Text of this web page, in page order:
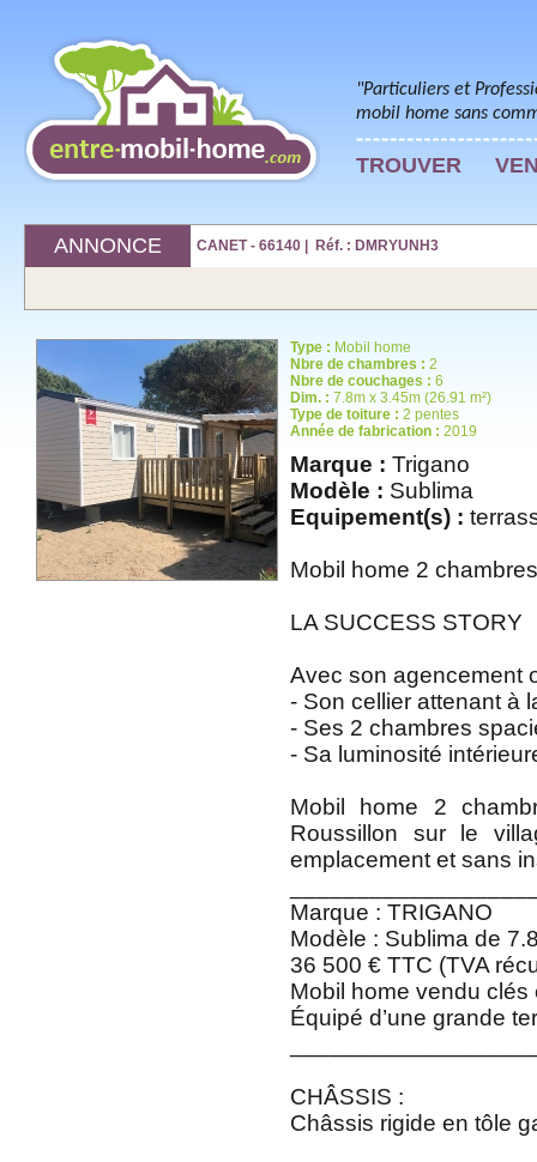
"Particuliers et
mobil home sans
TROUVER
ANNONCE CANET - 66140 | Réf. : DMRYUNH3
Type : Mobil home
Nbre de chambres : 2
Nbre de couchages : 6
Dim. : 7.8m x 3.45m (26.91 m²)
Type de toiture : 2 pentes
Année de fabrication : 2019
Marque : Trigano
Modèle : Sublima
Equipement(s) :
Mobil home 2
LA SUCCESS STORY
Avec son agencement
- Son cellier attenant à
- Ses 2 chambres
- Sa luminosité
Mobil home 2
Roussillon sur le
emplacement et sans
Marque : TRIGANO
Modèle : Sublima de
36 500 € TTC (TVA
Mobil home vendu
Équipé d’une grande
CHÂSSIS :
Châssis rigide en tôle